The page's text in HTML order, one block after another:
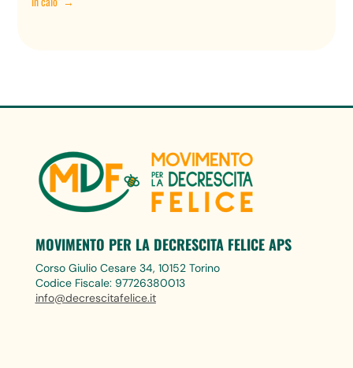
MOVIMENTO PER LA DECRESCITA FELICE APS
Corso Giulio Cesare 34, 10152 Torino
Codice Fiscale: 97726380013
info@decrescitafelice.it